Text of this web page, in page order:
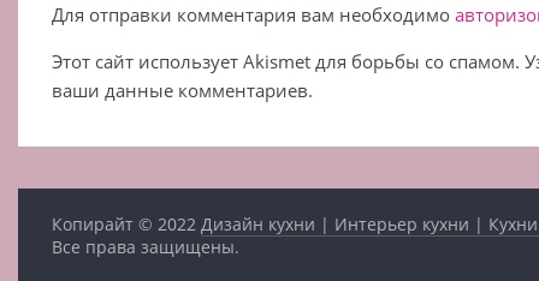
Для отправки комментария вам необходимо
Этот сайт использует Akismet для борьбы со спамом.
ваши данные комментариев.
Копирайт © 2022Дизайн кухни | Интерьер кухни |
Все права защищены.